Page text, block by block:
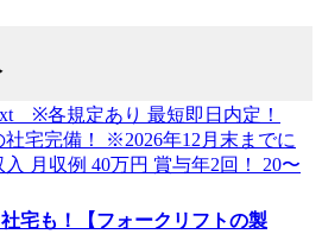
宅も！【フォークリフトの製